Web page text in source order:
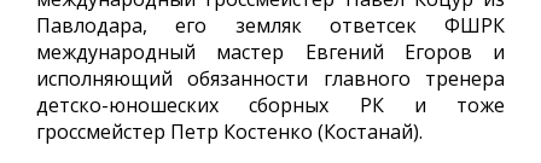
Павлодара, его земляк ответсек ФШРК
международный мастер Евгений Егоров и
исполняющий обязанности главного тренера
детско-юношеских сборных РК и тоже
гроссмейстер Петр Костенко (Костанай).